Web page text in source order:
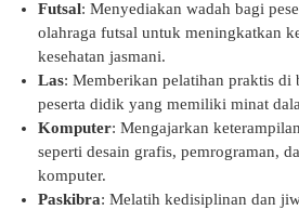
Futsal: Menyediakan wadah bagi
olahraga futsal untuk meningkatkan
kesehatan jasmani.
Las: Memberikan pelatihan praktis di
peserta didik yang memiliki minat
Komputer: Mengajarkan
seperti desain grafis, pemrograman,
komputer.
Paskibra: Melatih kedisiplinan dan